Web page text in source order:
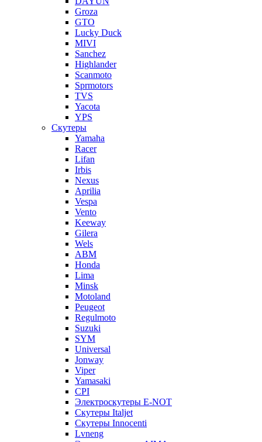
Groza
GTO
Lucky Duck
MIVI
Sanchez
Highlander
Scanmoto
Sprmotors
TVS
Yacota
YPS
Скутеры
Yamaha
Racer
Lifan
Irbis
Nexus
Aprilia
Vespa
Vento
Keeway
Gilera
Wels
ABM
Honda
Lima
Minsk
Motoland
Peugeot
Regulmoto
Suzuki
SYM
Universal
Jonway
Viper
Yamasaki
CPI
Электроскутеры E-NOT
Скутеры Italjet
Скутеры Innocenti
Lvneng